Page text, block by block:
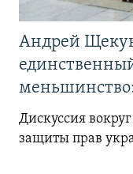
Андрей
Дискуссия
защиты прав